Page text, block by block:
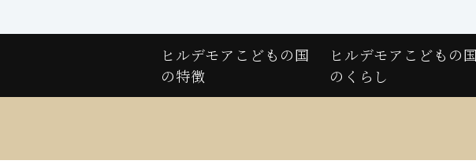
ヒルデモアこどもの国
の特徴
ヒルデモアこどもの
のくらし